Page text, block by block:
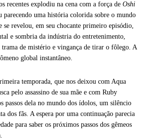
recentes explodiu na cena com a força de Oshi
parecendo uma história colorida sobre o mundo
se revelou, em seu chocante primeiro episódio,
e sombria da indústria do entretenimento,
de mistério e vingança de tirar o fôlego. A
global instantâneo.
temporada, que nos deixou com Aqua
pelo assassino de sua mãe e com Ruby
passos dela no mundo dos ídolos, um silêncio
dos fãs. A espera por uma continuação parecia
para saber os próximos passos dos gêmeos